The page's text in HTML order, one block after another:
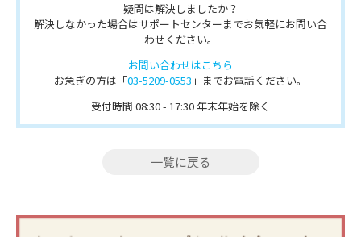
疑問は解決しましたか？
解決しなかった場合はサポートセンターまでお気軽にお問い合
わせください。
お問い合わせはこちら
お急ぎの方は「03-5209-0553 」までお電話ください。
受付時間 08:30 - 17:30 年末年始を除く
一覧に戻る